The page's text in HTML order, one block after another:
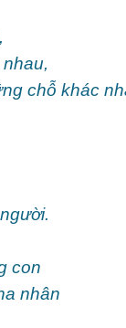
chỗ khác
con
nhân